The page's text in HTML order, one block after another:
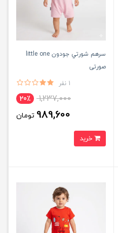
سرهم شورتي جودون little one
صورتی
1 نفر
1,237,000 20٪
989,600 تومان